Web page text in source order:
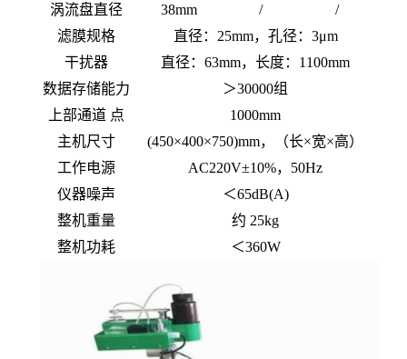
涡流盘直径
38mm /
/
滤膜规格
直径： 25mm，孔径：3μm
干扰器
直径：63mm，长度：1100mm
数据存储能力
＞30000组
上部通道 点
1000mm
主机尺寸
(450×400×750)mm，（长×宽×高）
工作电源
AC220V±10%，50Hz
仪器噪声
＜65dB(A)
整机重量
约 25kg
整机功耗
＜360W